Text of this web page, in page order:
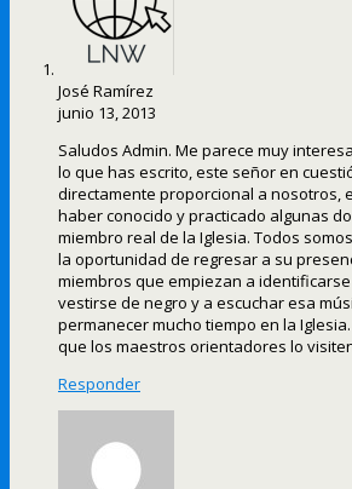
José Ramírez
junio 13, 2013
Saludos Admin. Me parece muy
lo que has escrito, este señor en
directamente proporcional a nosotros,
haber conocido y practicado algunas
miembro real de la Iglesia. Todos
la oportunidad de regresar a su
miembros que empiezan a
vestirse de negro y a escuchar esa
permanecer mucho tiempo en la
que los maestros orientadores lo
Responder